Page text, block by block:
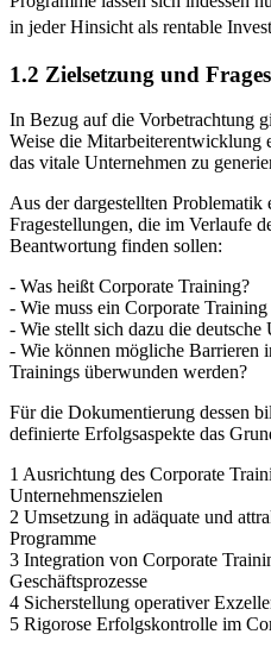
in jeder Hinsicht als rentable
1.2 Zielsetzung und
In Bezug auf die Vorbetrachtung
Weise die Mitarbeiterentwicklung
das vitale Unternehmen zu
Aus der dargestellten Problematik
Fragestellungen, die im Verlaufe
Beantwortung finden sollen:
- Was heißt Corporate Training?
- Wie muss ein Corporate
- Wie stellt sich dazu die deutsche
- Wie können mögliche Barrieren
Trainings überwunden werden?
Für die Dokumentierung dessen
definierte Erfolgsaspekte das
1 Ausrichtung des Corporate
Unternehmenszielen
2 Umsetzung in adäquate und
Programme
3 Integration von Corporate
Geschäftsprozesse
4 Sicherstellung operativer
5 Rigorose Erfolgskontrolle im